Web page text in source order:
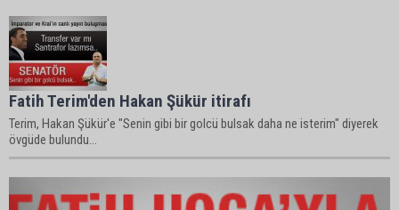
Fatih Terim'den Hakan Şükür itirafı
Terim, Hakan Şükür'e "Senin gibi bir golcü bulsak daha ne isterim" diyerek
övgüde bulundu...